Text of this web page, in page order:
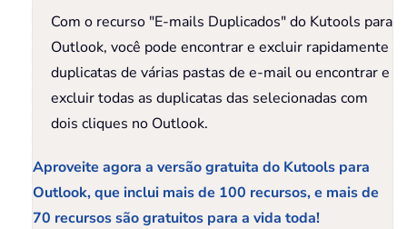
Com o recurso "E-mails Duplicados" do Kutools para
Outlook, você pode encontrar e excluir rapidamente
duplicatas de várias pastas de e-mail ou encontrar e
excluir todas as duplicatas das selecionadas com
dois cliques no Outlook.
Aproveite agora a versão gratuita do Kutools para
Outlook, que inclui mais de 100 recursos, e mais de
70 recursos são gratuitos para a vida toda!